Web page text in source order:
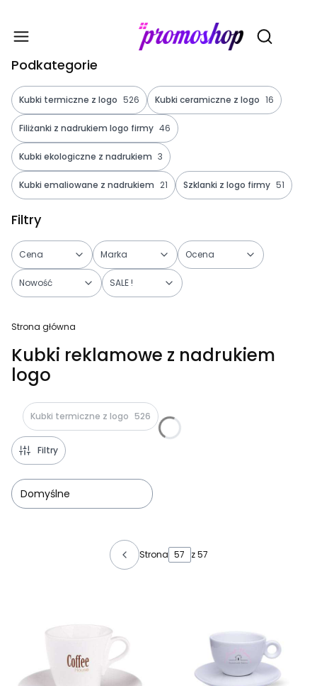
Otwórz
Podkategorie
Kubki termiczne z logo 526 Kubki ceramiczne z logo 16
Filiżanki z nadrukiem logo firmy 46
Kubki ekologiczne z nadrukiem 3
Kubki emaliowane z nadrukiem 21 Szklanki z logo firmy 51
Filtry
Cena Marka Ocena
Nowość SALE !
Strona główna
Kubki reklamowe z nadrukiem
logo
Kubki termiczne z logo 526
Filtry
Domyślne
Strona z 57